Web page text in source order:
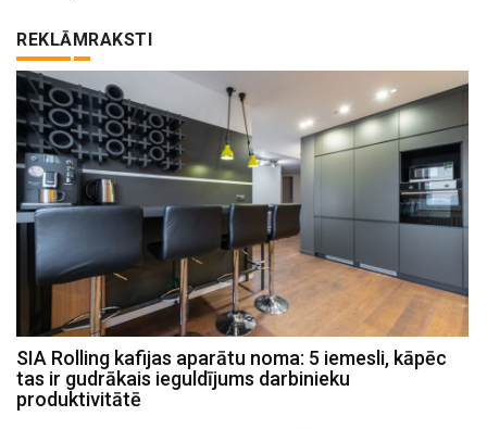
REKLĀMRAKSTI
SIA Rolling kafijas aparātu noma: 5 iemesli, kāpēc
tas ir gudrākais ieguldījums darbinieku
produktivitātē